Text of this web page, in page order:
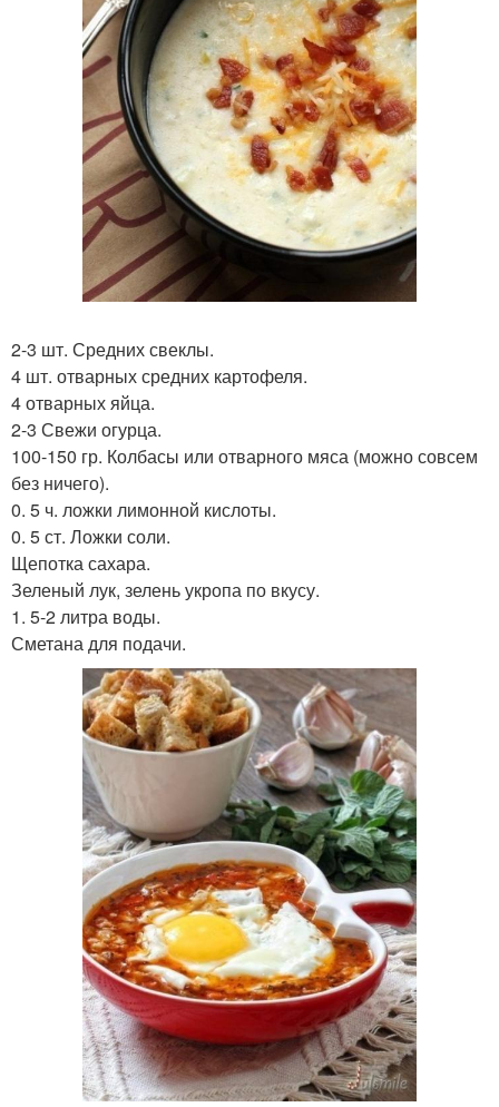
2-3 шт. Средних свеклы.
4 шт. отварных средних картофеля.
4 отварных яйца.
2-3 Свежи огурца.
100-150 гр. Колбасы или отварного мяса (можно совсем
без ничего).
0. 5 ч. ложки лимонной кислоты.
0. 5 ст. Ложки соли.
Щепотка сахара.
Зеленый лук, зелень укропа по вкусу.
1. 5-2 литра воды.
Сметана для подачи.